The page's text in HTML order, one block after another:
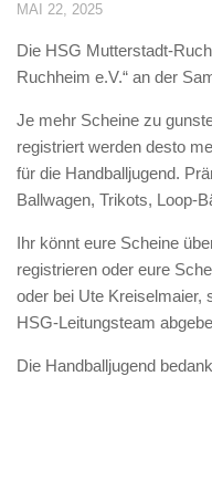
MAI 22, 2025
Die HSG Mutterstadt-
Ruchheim e.V.“ an der
Je mehr Scheine zu
registriert werden desto
für die Handballjugend.
Ballwagen, Trikots, Loop-
Ihr könnt eure Scheine
registrieren oder eure
oder bei Ute Kreiselmaier,
HSG-Leitungsteam
Die Handballjugend